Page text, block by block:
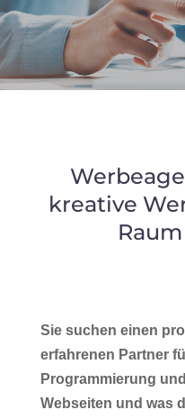
kreative
Sie suchen einen
erfahrenen Partner
Programmierung
Webseiten und was